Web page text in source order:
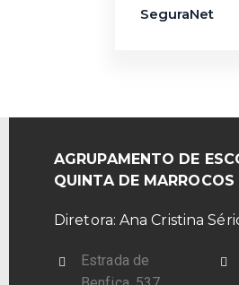
SeguraNet
AGRUPAMENTO DE
QUINTA DE MARROCOS
Diretora: Ana Cristina
Estrada de